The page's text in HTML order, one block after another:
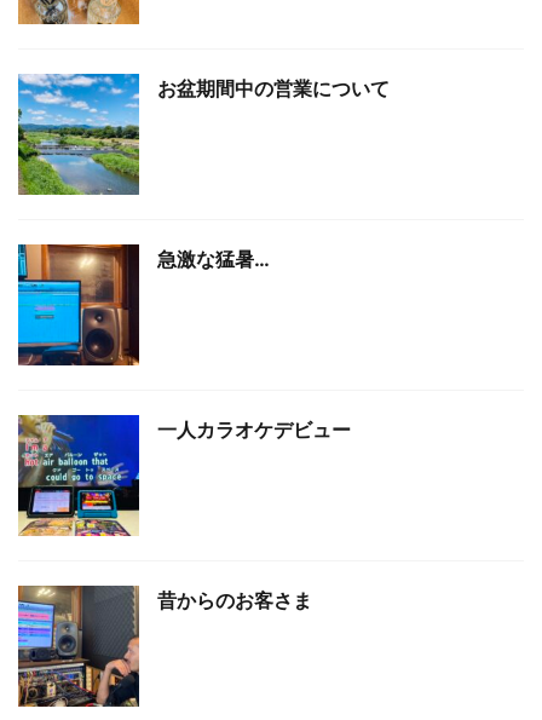
お盆期間中の営業について
急激な猛暑…
一人カラオケデビュー
昔からのお客さま